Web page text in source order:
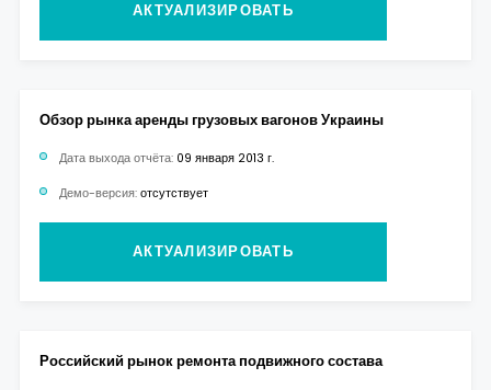
АКТУАЛИЗИРОВАТЬ
Обзор рынка аренды грузовых вагонов Украины
Дата выхода отчёта: 09 января 2013 г.
Демо-версия: отсутствует
АКТУАЛИЗИРОВАТЬ
Российский рынок ремонта подвижного состава